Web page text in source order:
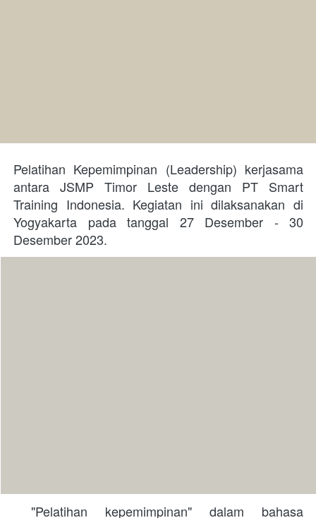
Pelatihan Kepemimpinan (Leadership) kerjasama
antara JSMP Timor Leste dengan PT Smart
Training Indonesia. Kegiatan ini dilaksanakan di
Yogyakarta pada tanggal 27 Desember - 30
Desember 2023.